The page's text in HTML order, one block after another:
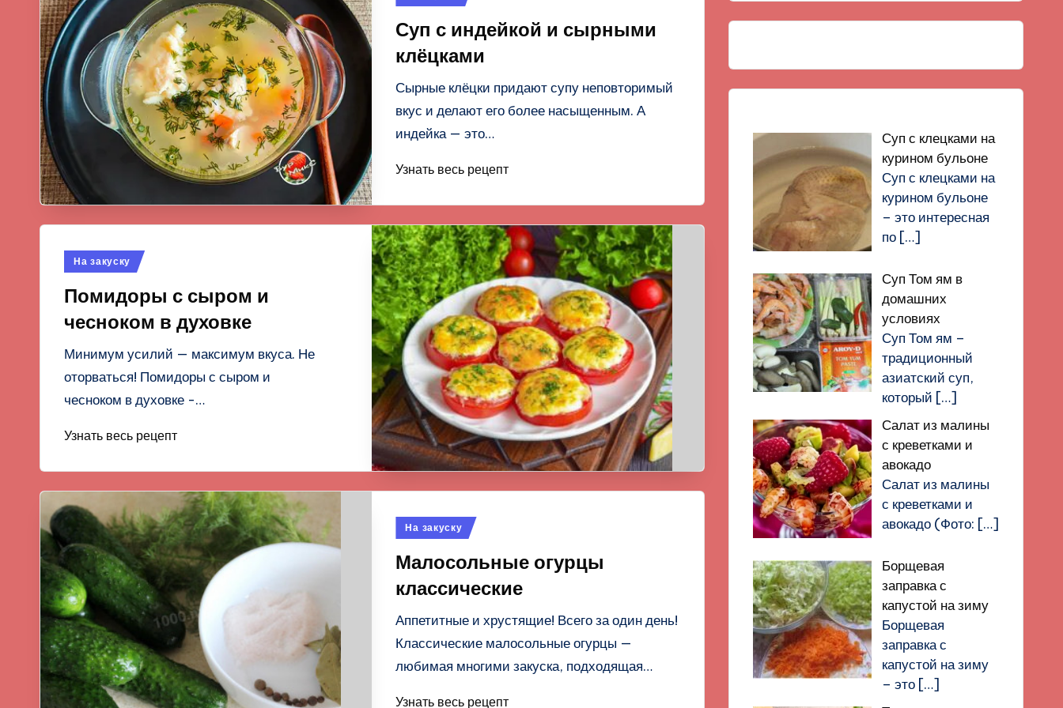
Суп с индейкой и сырными
клёцками
Сырные клёцки придают супу неповторимый
вкус и делают его более насыщенным. А
индейка — это…
Узнать весь рецепт
Опубликовано
На закуску
Помидоры с сыром и
чесноком в духовке
Минимум усилий — максимум вкуса. Не
оторваться! Помидоры с сыром и
чесноком в духовке -…
Узнать весь рецепт
Опубликовано
На закуску
Малосольные огурцы
классические
Аппетитные и хрустящие! Всего за один день!
Классические малосольные огурцы —
любимая многими закуска, подходящая…
Узнать весь рецепт
Суп с клецками на
курином бульоне
Суп с клецками на
курином бульоне
– это интересная
по […]
Суп Том ям в
домашних
условиях
Суп Том ям –
традиционный
азиатский суп,
который […]
Салат из малины
с креветками и
авокадо
Салат из малины
с креветками и
авокадо (Фото: […]
Борщевая
заправка с
капустой на зиму
Борщевая
заправка с
капустой на зиму
– это […]